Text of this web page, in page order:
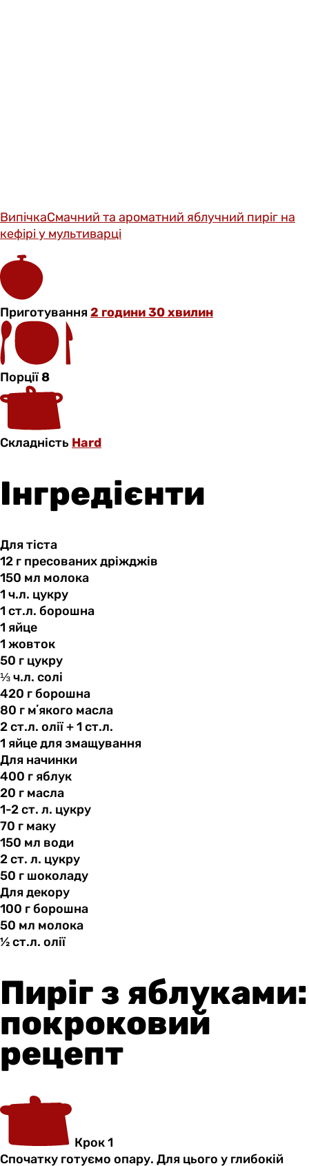
ВипічкаСмачний та ароматний яблучний пиріг на
кефірі у мультиварці
Приготування2 години 30 хвилин
Порції8
Складність Hard
Інгредієнти
Для тіста
12 г пресованихдріжджів
150 мл молока
1 ч.л. цукру
1 ст.л. борошна
1 яйце
1 жовток
50 г цукру
⅓ ч.л. солі
420 г борошна
80 г мʼякого масла
2 ст.л. олії+ 1 ст.л.
1 яйцедлязмащування
Для начинки
400 г яблук
20 г масла
1-2 ст. л. цукру
70 г маку
150 мл води
2 ст. л. цукру
50 г шоколаду
Для декору
100 г борошна
50 мл молока
½ ст.л. олії
Пиріг з яблуками:
покроковий
рецепт
Крок 1
Спочатку готуємо опару. Для цього у глибокій